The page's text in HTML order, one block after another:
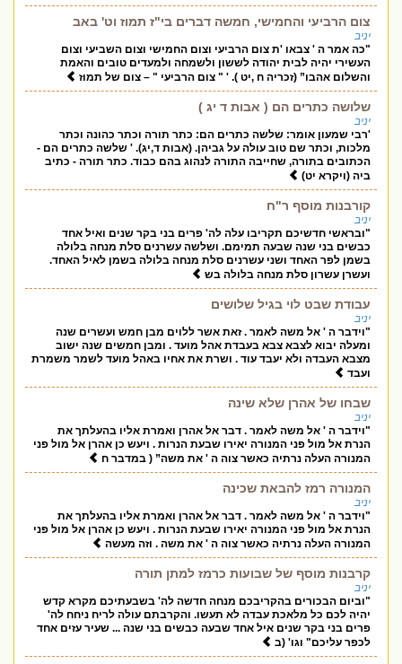
צום הרביעי והחמישי, חמשה דברים בי"ז תמוז וט' באב
יניב
"כה אמר ה ' צבאו 'ת צום הרביעי וצום החמישי וצום השביעי וצום
העשירי יהיה לבית יהודה לששון ולשמחה ולמעדים טובים והאמת
והשלום אהבו” (זכריה ח ,יט ). ' " צום הרביעי " – צום של תמוז
שלושה כתרים הם ( אבות ד יג )
יניב
'רבי שמעון אומר: שלשה כתרים הם: כתר תורה וכתר כהונה וכתר
מלכות, וכתר שם טוב עולה על גביהן. (אבות ד,יג). ' שלשה כתרים הם -
הכתובים בתורה, שחייבה התורה לנהוג בהם כבוד. כתר תורה - כתיב
ביה (ויקרא יט)
קורבנות מוסף ר"ח
יניב
"ובראשי חדשיכם תקריבו עלה לה' פרים בני בקר שנים ואיל אחד
כבשים בני שנה שבעה תמימם. ושלשה עשרנים סלת מנחה בלולה
בשמן לפר האחד ושני עשרנים סלת מנחה בלולה בשמן לאיל האחד.
ועשרן עשרון סלת מנחה בלולה בש
עבודת שבט לוי בגיל שלושים
יניב
"וידבר ה ' אל משה לאמר . זאת אשר ללוים מבן חמש ועשרים שנה
ומעלה יבוא לצבא צבא בעבדת אהל מועד . ומבן חמשים שנה ישוב
מצבא העבדה ולא יעבד עוד . ושרת את אחיו באהל מועד לשמר משמרת
ועבד
שבחו של אהרן שלא שינה
יניב
"וידבר ה ' אל משה לאמר . דבר אל אהרן ואמרת אליו בהעלתך את
הנרת אל מול פני המנורה יאירו שבעת הנרות . ויעש כן אהרן אל מול פני
המנורה העלה נרתיה כאשר צוה ה ' את משה” ( במדבר ח
המנורה רמז להבאת שכינה
יניב
"וידבר ה ' אל משה לאמר . דבר אל אהרן ואמרת אליו בהעלתך את
הנרת אל מול פני המנורה יאירו שבעת הנרות . ויעש כן אהרן אל מול פני
המנורה העלה נרתיה כאשר צוה ה ' את משה . וזה מעשה
קרבנות מוסף של שבועות כרמז למתן תורה
יניב
"וביום הבכורים בהקריבכם מנחה חדשה לה' בשבעתיכם מקרא קדש
יהיה לכם כל מלאכת עבדה לא תעשו. והקרבתם עולה לריח ניחח לה'
פרים בני בקר שנים איל אחד שבעה כבשים בני שנה ... שעיר עזים אחד
לכפר עליכם" וגו' (ב